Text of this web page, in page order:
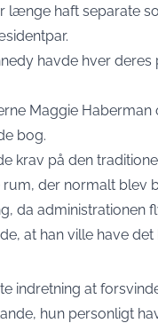
længe haft separate
havde hver
Maggie Haberman
bog.
krav på den
der normalt blev
da administrationen
at han ville have
indretning at
hun personligt